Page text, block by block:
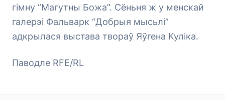
гімну “Магутны Божа”. Сёньня ж у менскай
галерэі Фальварк “Добрыя мысьлі”
адкрылася выстава твораў Яўгена Куліка.
Паводле RFE/RL